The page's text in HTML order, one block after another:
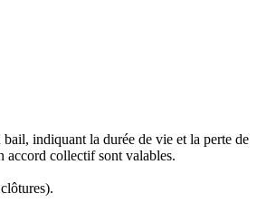
indiquant la durée de vie et la perte de
accord collectif sont valables.